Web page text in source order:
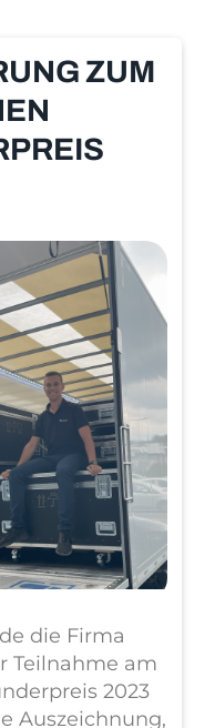
ZUM
die Firma
Teilnahme am
2023
Auszeichnung,